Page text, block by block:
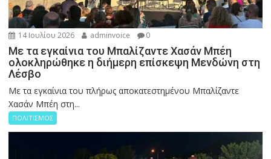
14 Ιουλίου 2026 adminvoice 0
Με τα εγκαίνια του Μπαλίζαντε Χασάν Μπέη
ολοκληρώθηκε η διήμερη επίσκεψη Μενδώνη στη
Λέσβο
Με τα εγκαίνια του πλήρως αποκατεστημένου Μπαλίζαντε
Χασάν Μπέη στη...
ΠΟΛΙΤΙΣΜΟΣ